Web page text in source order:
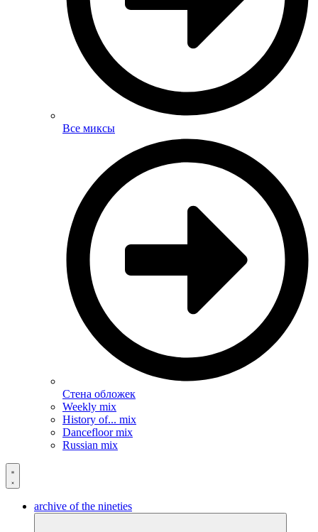
Все миксы
Стена обложек
Weekly mix
History of... mix
Dancefloor mix
Russian mix
archive of the nineties